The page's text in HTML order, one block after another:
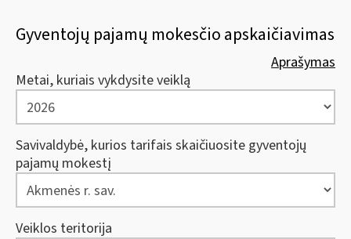
Gyventojų pajamų mokesčio apskaičiavimas
Aprašymas
Metai, kuriais vykdysite veiklą
Savivaldybė, kurios tarifais skaičiuosite gyventojų
pajamų mokestį
Veiklos teritorija